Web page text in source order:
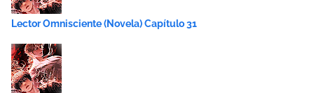
Lector Omnisciente (Novela) Capítulo 31